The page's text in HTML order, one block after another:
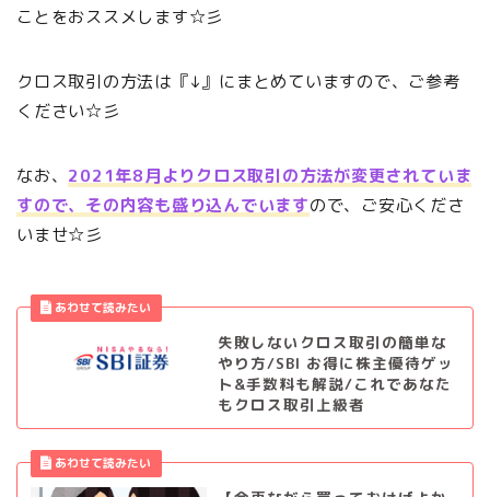
ことをおススメします☆彡
クロス取引の方法は『↓』にまとめていますので、ご参考
ください☆彡
なお、 2021年8月よりクロス取引の方法が変更されていま
すので、その内容も盛り込んでいますので、ご安心くださ
いませ☆彡
失敗しないクロス取引の簡単な
やり方/SBI お得に株主優待ゲッ
ト&手数料も解説/これであなた
もクロス取引上級者